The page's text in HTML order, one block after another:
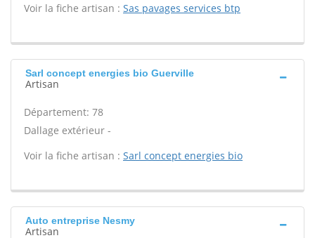
Voir la fiche artisan : Sas pavages services btp
Sarl concept energies bio Guerville
Artisan
Département: 78
Dallage extérieur -
Voir la fiche artisan : Sarl concept energies bio
Auto entreprise Nesmy
Artisan